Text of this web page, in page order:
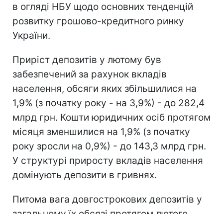
в огляді НБУ щодо основних тенденцій
розвитку грошово-кредитного ринку
України.
Приріст депозитів у лютому був
забезпечений за рахунок вкладів
населення, обсяги яких збільшилися на
1,9% (з початку року - на 3,9%) - до 282,4
млрд грн. Кошти юридичних осіб протягом
місяця зменшилися на 1,9% (з початку
року зросли на 0,9%) - до 143,3 млрд грн.
У структурі приросту вкладів населення
домінують депозити в гривнях.
Питома вага довгострокових депозитів у